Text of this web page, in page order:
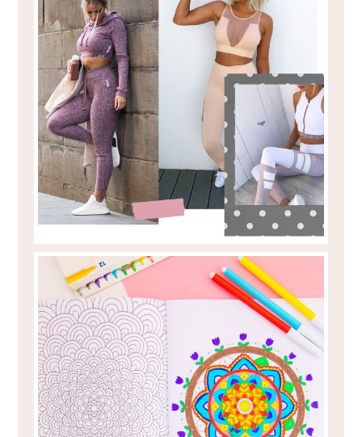
DICAS PARA ESTAR CONFORTÁVEL NO
GINÁSIO
LIVROS DE COLORIR PARA ADULTOS?